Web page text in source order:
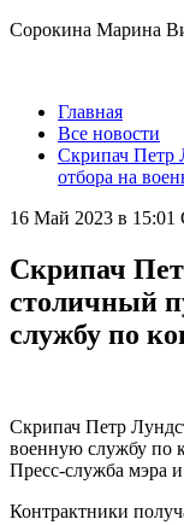
Сорокина Марина
Главная
Все новости
Скрипач Петр
отбора на
16 Май 2023 в 15:01
Скрипач
столичный
службу по
Скрипач Петр
военную службу по
Пресс-служба мэра
Контрактники